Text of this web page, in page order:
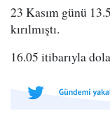
23 Kasım günü
kırılmıştı.
16.05 itibarıyla